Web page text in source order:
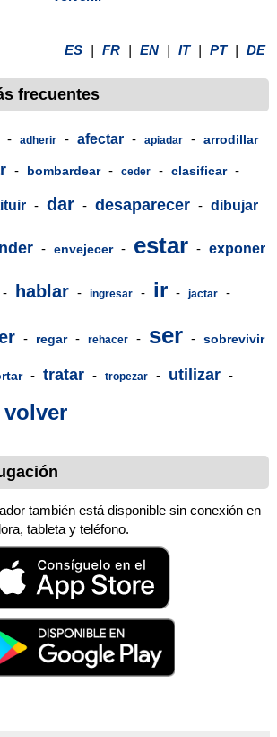
ES | FR | EN | IT | PT | DE
frecuentes
- adherir - afectar - apiadar - arrodillar
- bombardear - ceder - clasificar -
- dar - desaparecer - dibujar
- envejecer - estar - exponer
- hablar - ingresar - ir - jactar -
- regar - rehacer - ser - sobrevivir
- tratar - tropezar - utilizar -
volver
también está disponible sin conexión en
tableta y teléfono.